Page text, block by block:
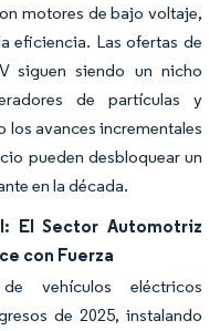
motores de bajo voltaje,
eficiencia. Las ofertas de
siguen siendo un nicho
de partículas y
avances incrementales
pueden desbloquear un
en la década.
El Sector Automotriz
con Fuerza
vehículos eléctricos
de 2025, instalando